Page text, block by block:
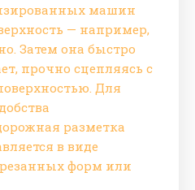
машин
— например,
Затем она быстро
прочно сцепляясь с
Для
разметка
в виде
форм или